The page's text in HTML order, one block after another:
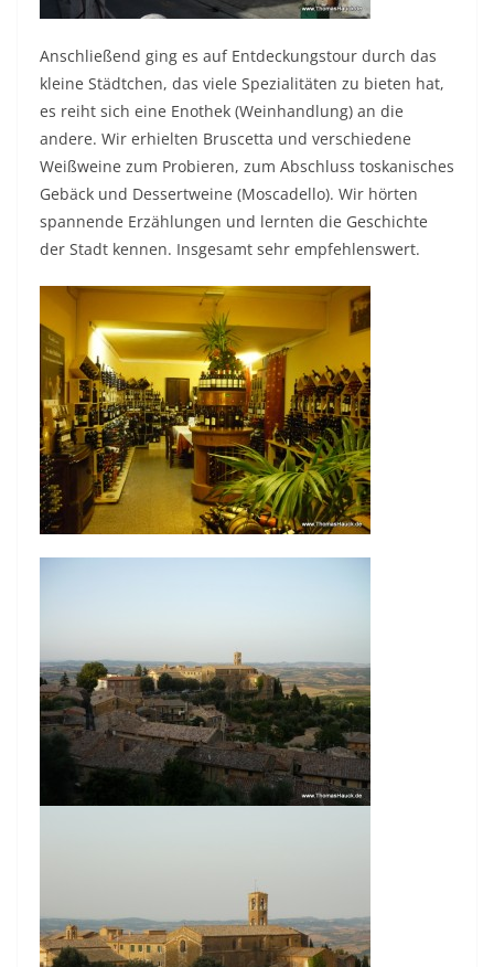
Anschließend ging es auf Entdeckungstour durch das
kleine Städtchen, das viele Spezialitäten zu bieten hat,
es reiht sich eine Enothek (Weinhandlung) an die
andere. Wir erhielten Bruscetta und verschiedene
Weißweine zum Probieren, zum Abschluss toskanisches
Gebäck und Dessertweine (Moscadello). Wir hörten
spannende Erzählungen und lernten die Geschichte
der Stadt kennen. Insgesamt sehr empfehlenswert.